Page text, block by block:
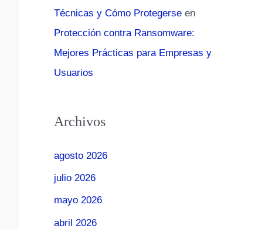
Técnicas y Cómo Protegerse en
Protección contra Ransomware:
Mejores Prácticas para Empresas y
Usuarios
Archivos
agosto 2026
julio 2026
mayo 2026
abril 2026